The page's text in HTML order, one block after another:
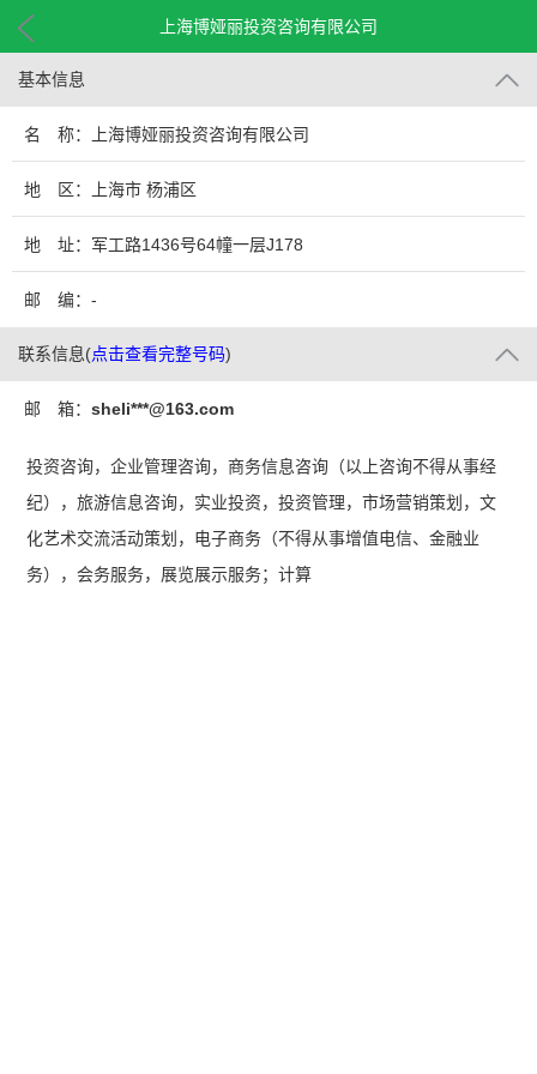
上海博娅丽投资咨询有限公司
基本信息
名 称：上海博娅丽投资咨询有限公司
地 区：上海市 杨浦区
地 址：军工路1436号64幢一层J178
邮 编：-
联系信息(点击查看完整号码)
邮 箱： sheli***@163.com
投资咨询，企业管理咨询，商务信息咨询（以上咨询不得从事经
纪），旅游信息咨询，实业投资，投资管理，市场营销策划，文
化艺术交流活动策划，电子商务（不得从事增值电信、金融业
务），会务服务，展览展示服务；计算